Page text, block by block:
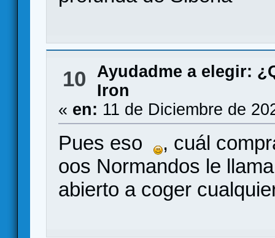
10
Ayudadme a elegir:
Iron
« en: 11 de Diciembre de
Pues eso , cuál
oos Normandos le
abierto a coger